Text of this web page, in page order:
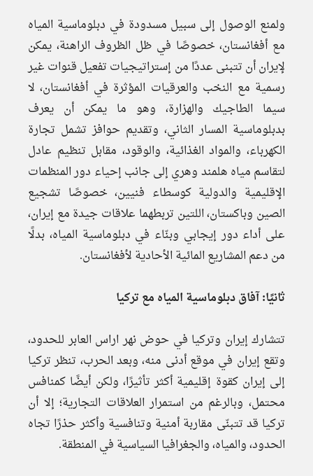
ولمنع الوصول إلى سبيل مسدودة في دبلوماسية المياه
مع أفغانستان، خصوصًا في ظل الظروف الراهنة، يمكن
لإيران أن تتبنى عددًا من إستراتيجيات تفعيل قنوات غير
رسمية مع النخب والعرقيات المؤثرة في أفغانستان، لا
سيما الطاجيك والهزارة، وهو ما يمكن أن يعرف
بدبلوماسية المسار الثاني، وتقديم حوافز تشمل تجارة
الكهرباء، والمواد الغذائية، والوقود، مقابل تنظيم عادل
لتقاسم مياه هلمند وهري إلى جانب إحياء دور المنظمات
الإقليمية والدولية كوسطاء فنيين، خصوصًا تشجيع
الصين وباكستان، اللتين تربطهما علاقات جيدة مع إيران،
على أداء دور إيجابي وبنّاء في دبلوماسية المياه، بدلًا
من دعم المشاريع المائية الأحادية لأفغانستان.
ثانيًا: آفاق دبلوماسية المياه مع تركيا
تتشارك إيران وتركيا في حوض نهر اراس العابر للحدود،
وتقع إيران في موقع أدنى منه، وبعد الحرب، تنظر تركيا
إلى إيران كقوة إقليمية أكثر تأثيرًا، ولكن أيضًا كمنافس
محتمل، وبالرغم من استمرار العلاقات التجارية؛ إلا أن
تركيا قد تتبنّى مقاربة أمنية وتنافسية وأكثر حذرًا تجاه
الحدود، والمياه، والجغرافيا السياسية في المنطقة.